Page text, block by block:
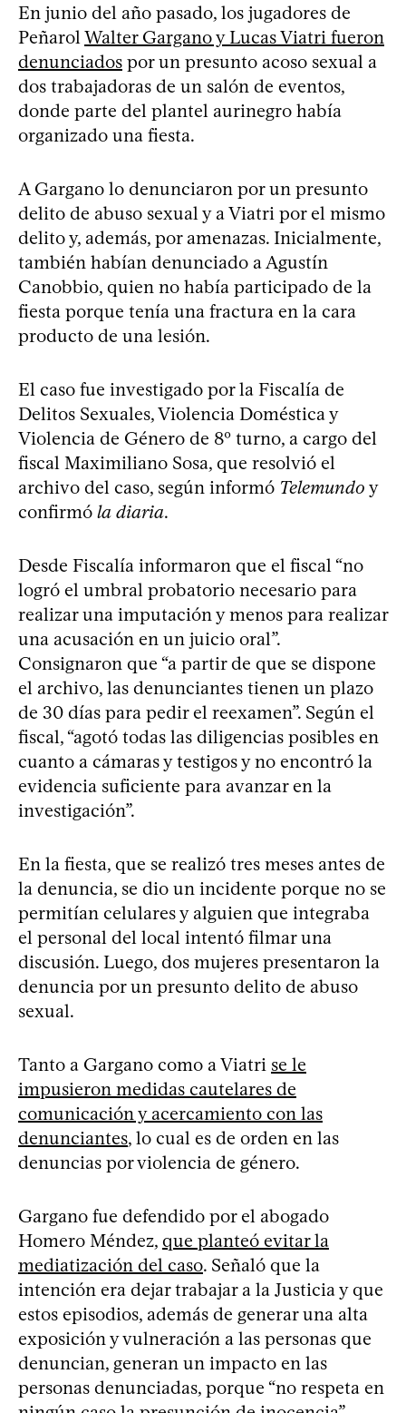
En junio del año pasado, los jugadores de
Peñarol Walter Gargano y Lucas Viatri fueron
denunciados por un presunto acoso sexual a
dos trabajadoras de un salón de eventos,
donde parte del plantel aurinegro había
organizado una fiesta.
A Gargano lo denunciaron por un presunto
delito de abuso sexual y a Viatri por el mismo
delito y, además, por amenazas. Inicialmente,
también habían denunciado a Agustín
Canobbio, quien no había participado de la
fiesta porque tenía una fractura en la cara
producto de una lesión.
El caso fue investigado por la Fiscalía de
Delitos Sexuales, Violencia Doméstica y
Violencia de Género de 8º turno, a cargo del
fiscal Maximiliano Sosa, que resolvió el
archivo del caso, según informó Telemundo y
confirmó la diaria.
Desde Fiscalía informaron que el fiscal “no
logró el umbral probatorio necesario para
realizar una imputación y menos para realizar
una acusación en un juicio oral”.
Consignaron que “a partir de que se dispone
el archivo, las denunciantes tienen un plazo
de 30 días para pedir el reexamen”. Según el
fiscal, “agotó todas las diligencias posibles en
cuanto a cámaras y testigos y no encontró la
evidencia suficiente para avanzar en la
investigación”.
En la fiesta, que se realizó tres meses antes de
la denuncia, se dio un incidente porque no se
permitían celulares y alguien que integraba
el personal del local intentó filmar una
discusión. Luego, dos mujeres presentaron la
denuncia por un presunto delito de abuso
sexual.
Tanto a Gargano como a Viatri se le
impusieron medidas cautelares de
comunicación y acercamiento con las
denunciantes, lo cual es de orden en las
denuncias por violencia de género.
Gargano fue defendido por el abogado
Homero Méndez, que planteó evitar la
mediatización del caso​. Señaló que la
intención era dejar trabajar a la Justicia y que
estos episodios, además de generar una alta
exposición y vulneración a las personas que
denuncian, generan un impacto en las
personas denunciadas, porque “no respeta en